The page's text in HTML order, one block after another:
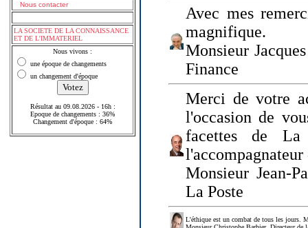
Nous contacter
LA SOCIETE DE LA CONNAISSANCE
ET DE L'IMMATERIEL
Nous vivons :
une époque de changements
un changement d'époque
Résultat au 09.08.2026 - 16h :
Epoque de changements : 36%
Changement d'époque : 64%
Avec mes
magnifique.
Monsieur
Finance
Merci de votre
l'occasion de
facettes de
Monsieur Jean-
La Poste
L'éthique est un combat de tous les jours.